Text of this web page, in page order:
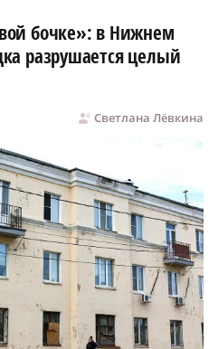
бочке»: в Нижнем
разрушается целый
Светлана Лёвкина